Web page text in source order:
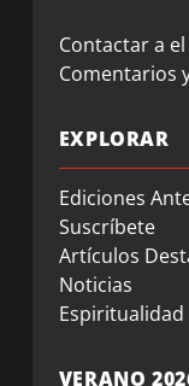
Contactar a
Comentarios
EXPLORAR
Ediciones
Suscríbete
Artículos
Noticias
VERANO